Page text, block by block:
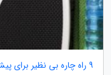
9 راه چاره بی نظیر برای پیشگیری از افزایش وزن بعد از ماه رمضان